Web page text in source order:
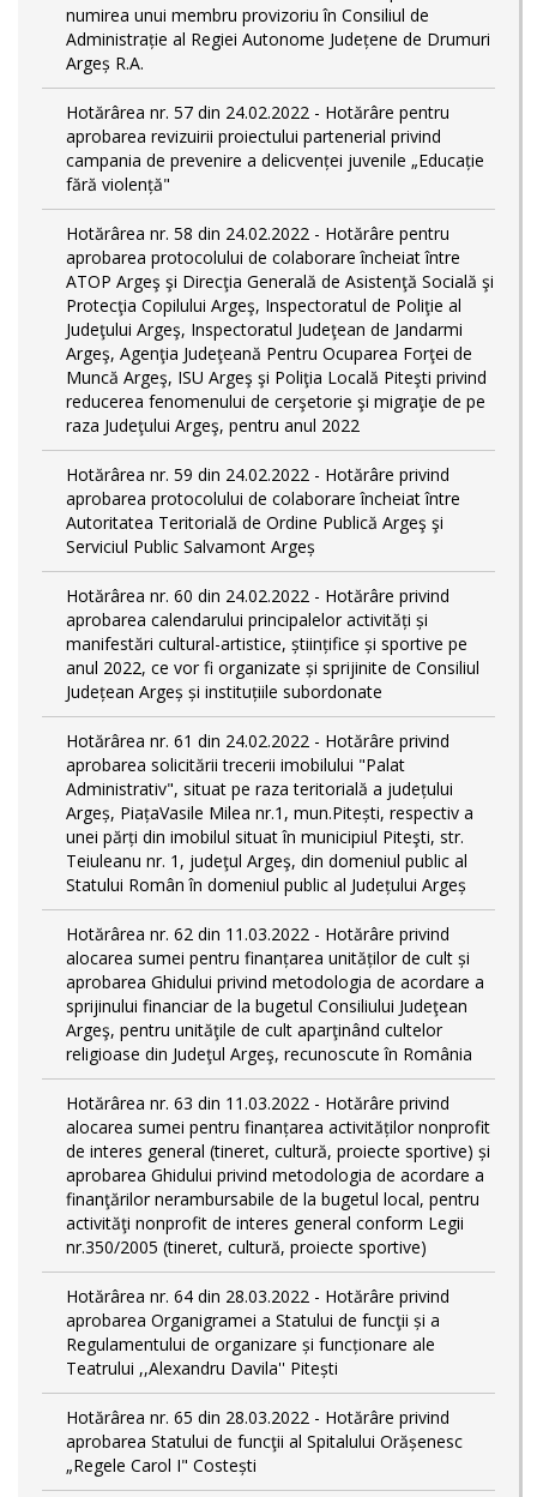
numirea unui membru provizoriu în Consiliul de
Administrație al Regiei Autonome Județene de Drumuri
Argeș R.A.
Hotărârea nr. 57 din 24.02.2022 - Hotărâre pentru
aprobarea revizuirii proiectului partenerial privind
campania de prevenire a delicvenței juvenile „Educație
fără violență"
Hotărârea nr. 58 din 24.02.2022 - Hotărâre pentru
aprobarea protocolului de colaborare încheiat între
ATOP Argeş şi Direcţia Generală de Asistenţă Socială şi
Protecţia Copilului Argeş, Inspectoratul de Poliţie al
Judeţului Argeş, Inspectoratul Judeţean de Jandarmi
Argeş, Agenţia Judeţeană Pentru Ocuparea Forţei de
Muncă Argeş, ISU Argeş şi Poliţia Locală Piteşti privind
reducerea fenomenului de cerşetorie şi migraţie de pe
raza Judeţului Argeş, pentru anul 2022
Hotărârea nr. 59 din 24.02.2022 - Hotărâre privind
aprobarea protocolului de colaborare încheiat între
Autoritatea Teritorială de Ordine Publică Argeş şi
Serviciul Public Salvamont Argeș
Hotărârea nr. 60 din 24.02.2022 - Hotărâre privind
aprobarea calendarului principalelor activități și
manifestări cultural-artistice, științifice și sportive pe
anul 2022, ce vor fi organizate și sprijinite de Consiliul
Județean Argeș și instituțiile subordonate
Hotărârea nr. 61 din 24.02.2022 - Hotărâre privind
aprobarea solicitării trecerii imobilului "Palat
Administrativ", situat pe raza teritorială a județului
Argeș, PiațaVasile Milea nr.1, mun.Pitești, respectiv a
unei părți din imobilul situat în municipiul Piteşti, str.
Teiuleanu nr. 1, judeţul Argeş, din domeniul public al
Statului Român în domeniul public al Județului Argeș
Hotărârea nr. 62 din 11.03.2022 - Hotărâre privind
alocarea sumei pentru finanțarea unităților de cult și
aprobarea Ghidului privind metodologia de acordare a
sprijinului financiar de la bugetul Consiliului Judeţean
Argeş, pentru unităţile de cult aparţinând cultelor
religioase din Judeţul Argeş, recunoscute în România
Hotărârea nr. 63 din 11.03.2022 - Hotărâre privind
alocarea sumei pentru finanțarea activităților nonprofit
de interes general (tineret, cultură, proiecte sportive) și
aprobarea Ghidului privind metodologia de acordare a
finanţărilor nerambursabile de la bugetul local, pentru
activităţi nonprofit de interes general conform Legii
nr.350/2005 (tineret, cultură, proiecte sportive)
Hotărârea nr. 64 din 28.03.2022 - Hotărâre privind
aprobarea Organigramei a Statului de funcţii și a
Regulamentului de organizare și funcționare ale
Teatrului ,,Alexandru Davila'' Pitești
Hotărârea nr. 65 din 28.03.2022 - Hotărâre privind
aprobarea Statului de funcţii al Spitalului Orășenesc
„Regele Carol I" Costești